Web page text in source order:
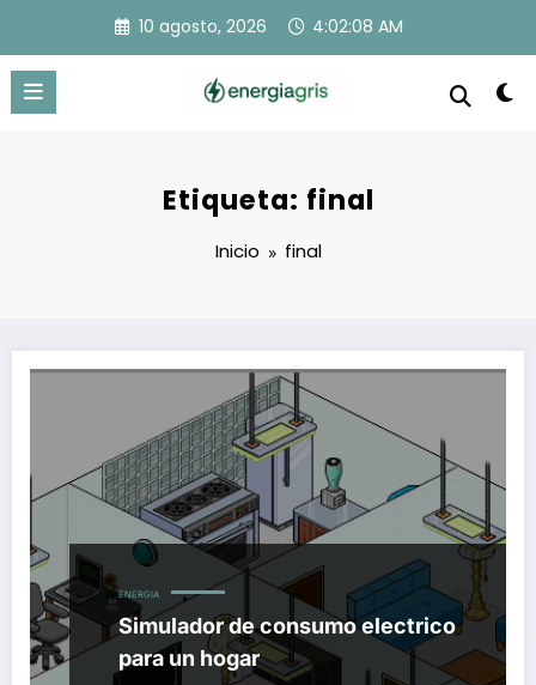
contenido
10 agosto, 2026 4:02:08 AM
Etiqueta: final
Inicio final
ENERGIA
Simulador de consumo electrico
para un hogar